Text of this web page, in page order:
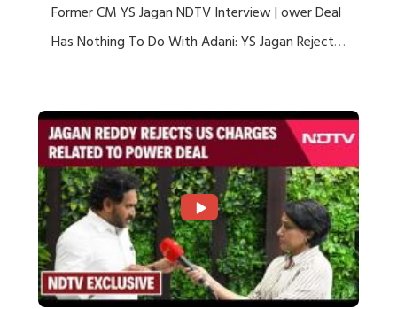
Former CM YS Jagan NDTV Interview | ower Deal
Has Nothing To Do With Adani: YS Jagan Rejects